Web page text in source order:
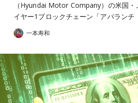
（Hyundai Motor Company）の米国
イヤー1ブロックチェーン「アバラン
一本寿和